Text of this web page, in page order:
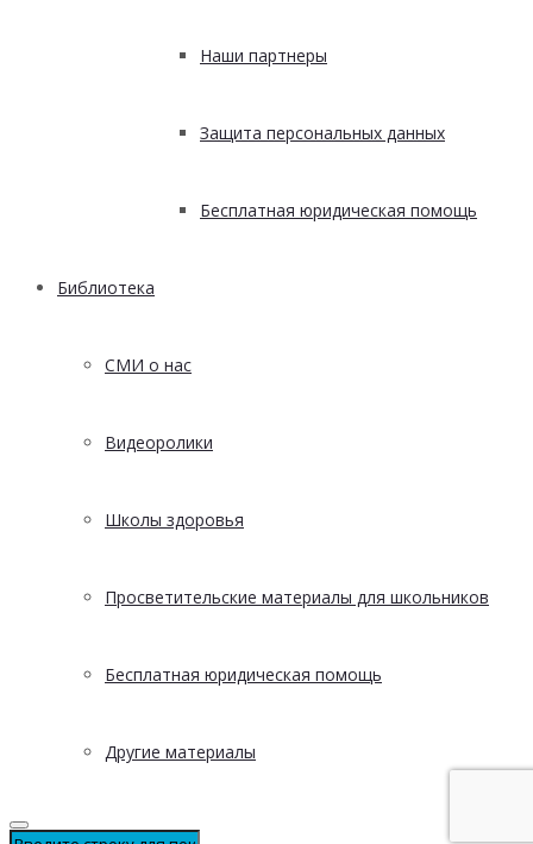
Наши партнеры
Защита персональных данных
Бесплатная юридическая помощь
Библиотека
СМИ о нас
Видеоролики
Школы здоровья
Просветительские материалы для школьников
Бесплатная юридическая помощь
Другие материалы